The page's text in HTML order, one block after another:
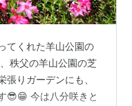
てくれた羊山公園の
秩父の羊山公園の芝
りガーデンにも、
😎😁 今は八分咲きと